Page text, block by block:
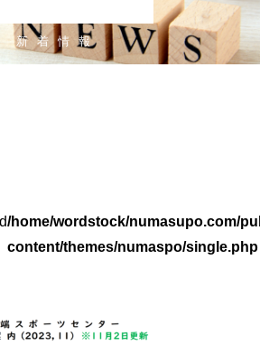
新着情報
/home/wordstock/numasupo.com/
content/themes/numaspo/single.php